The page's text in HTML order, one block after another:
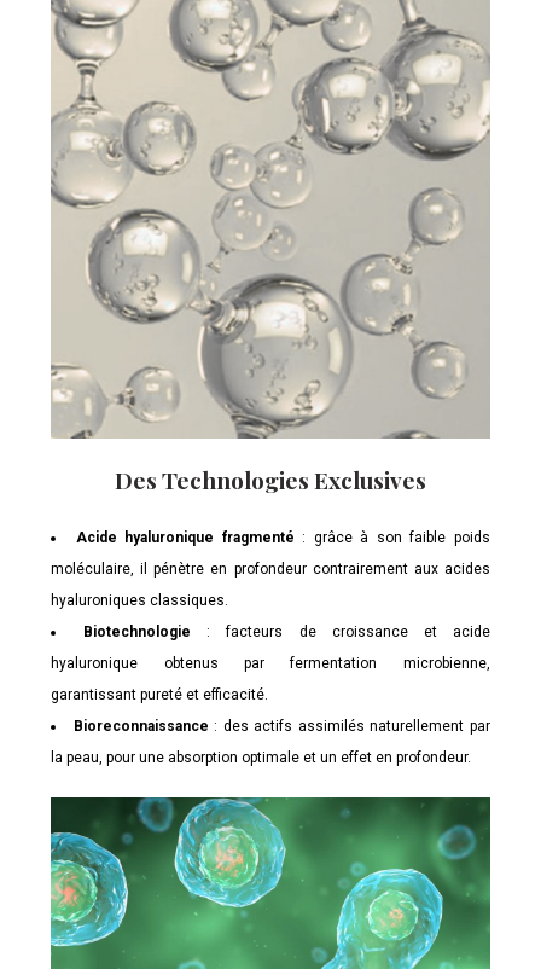
Des Technologies Exclusives
Acide hyaluronique fragmenté : grâce à son faible poids
moléculaire, il pénètre en profondeur contrairement aux acides
hyaluroniques classiques.
Biotechnologie
: facteurs de croissance et acide
hyaluronique obtenus par fermentation microbienne,
garantissant pureté et efficacité.
Bioreconnaissance : des actifs assimilés naturellement par
la peau, pour une absorption optimale et un effet en profondeur.